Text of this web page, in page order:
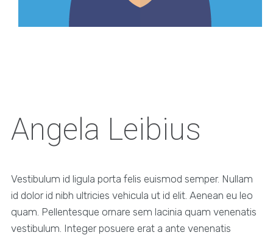
Angela Leibius
Vestibulum id ligula porta felis euismod semper. Nullam
id dolor id nibh ultricies vehicula ut id elit. Aenean eu leo
quam. Pellentesque ornare sem lacinia quam venenatis
vestibulum. Integer posuere erat a ante venenatis